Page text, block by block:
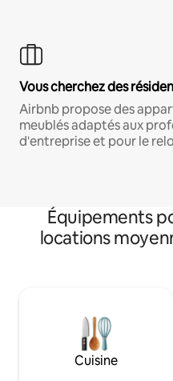
Vous cherchez des
Airbnb propose des
meublés adaptés aux
d'entreprise et pour le
Équipements
locations
Cuisine